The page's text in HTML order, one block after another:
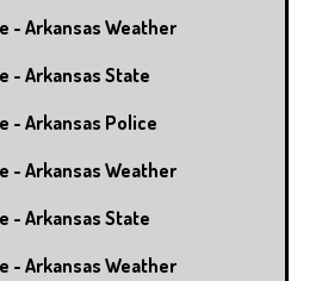
- Arkansas Weather
- Arkansas State
- Arkansas Police
- Arkansas Weather
- Arkansas State
- Arkansas Weather